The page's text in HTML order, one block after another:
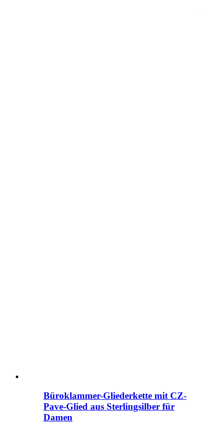
Büroklammer-Gliederkette mit CZ-
Pave-Glied aus Sterlingsilber für
Damen